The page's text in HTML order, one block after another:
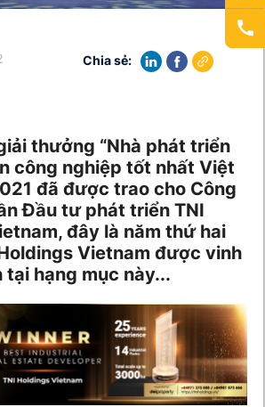
Chia sẻ:
thưởng “Nhà phát triển
công nghiệp tốt nhất Việt
đã được trao cho Công
Đầu tư phát triển TNI
đây là năm thứ hai
Vietnam được vinh
tại hạng mục này...